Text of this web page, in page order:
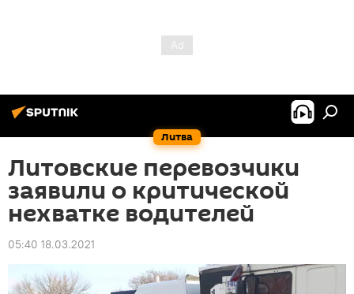
Литва
Литовские перевозчики
заявили о критической
нехватке водителей
05:40 18.03.2021